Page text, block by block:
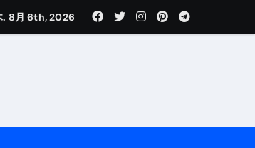
. 8月 6th, 2026